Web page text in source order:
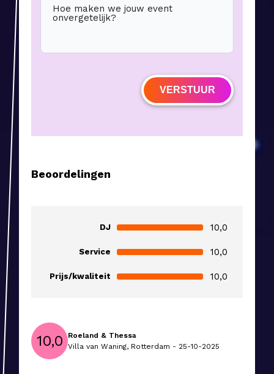
Hoe maken we jouw event
onvergetelijk?
VERSTUUR
Beoordelingen
DJ 10,0
Service 10,0
Prijs/kwaliteit 10,0
10,0
Roeland & Thessa
Villa van Waning, Rotterdam - 25-10-2025